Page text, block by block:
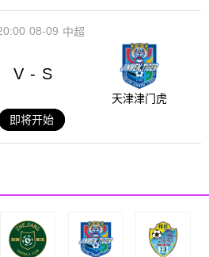
08-09 中超
V - S
天津津门虎
即将开始